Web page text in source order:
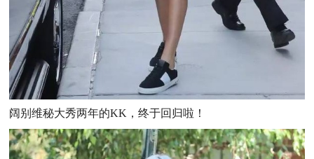
阔别维秘大秀两年的KK，终于回归啦！